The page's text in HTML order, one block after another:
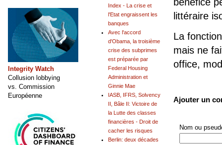
littéraire
La
mais ne
office,
Ajouter un
Nom ou
Index - La crise et
l'Etat engraissent les
banques
Avec l'accord
d'Obama, la troisième
crise des subprimes
est préparée par
Federal Housing
Administration et
Ginnie Mae
IASB, IFRS, Solvency
II, Bâle II: Victoire de
la Lutte des classes
financières - Droit de
cacher les risques
Berlin: deux décades
Integrity Watch
Collusion lobbying
vs. Commission
Européenne